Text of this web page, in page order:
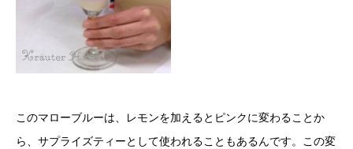
このマローブルーは、レモンを加えるとピンクに変わることか
ら、サプライズティーとして使われることもあるんです。この変